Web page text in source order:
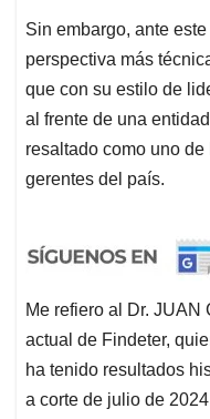
Sin embargo, ante
perspectiva más
que con su estilo de
al frente de una
resaltado como uno
gerentes del país.
Me refiero al Dr.
actual de Findeter,
ha tenido resultados
a corte de julio de